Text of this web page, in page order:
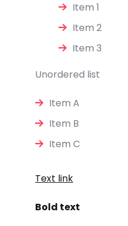
Item 1
Item 2
Item 3
Unordered list
Item A
Item B
Item C
Text link
Bold text